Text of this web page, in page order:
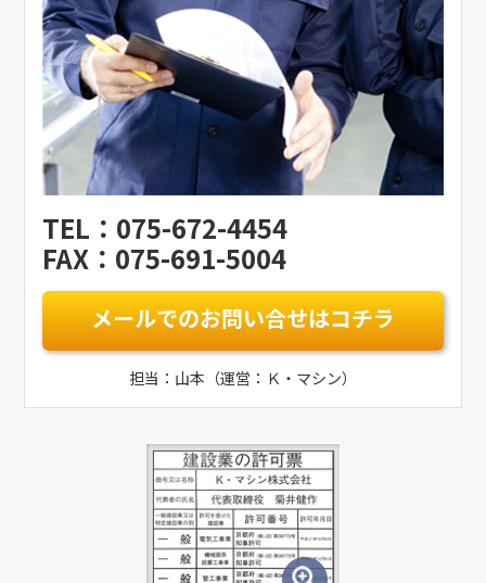
TEL：075-672-4454
FAX：075-691-5004
メールでのお問い合せはコチラ
担当：山本（運営：Ｋ・マシン）